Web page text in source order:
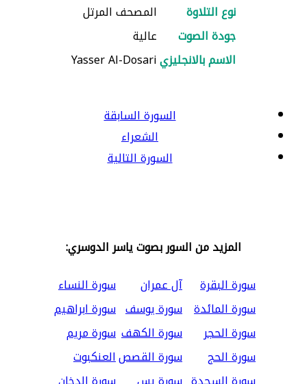
نوع التلاوة
المصحف المرتل
جودة الصوت
عالية
الاسم بالانجليزيYasser Al-Dosari
السورة السابقة
الشعراء
السورة التالية
المزيد من السور بصوت ياسر الدوسري:
سورة البقرة
آل عمران
سورة النساء
سورة المائدة سورة يوسف سورة ابراهيم
سورة الحجر
سورة الكهف سورة مريم
سورة الحج
سورة القصصالعنكبوت